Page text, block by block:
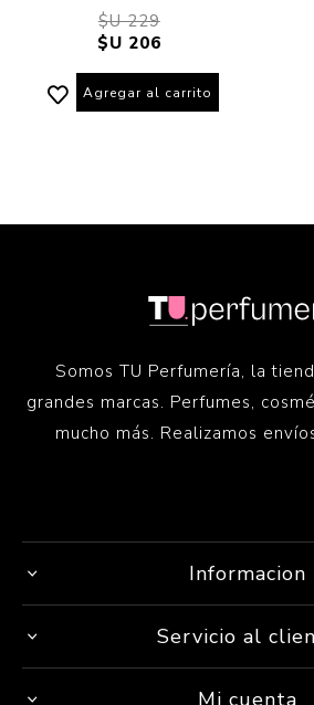
$U 229
$U 206
Agregar al carrito
Somos TU Perfumería, la
grandes marcas. Perfumes,
mucho más. Realizamos
Informacion
Servicio al
Mi cuenta